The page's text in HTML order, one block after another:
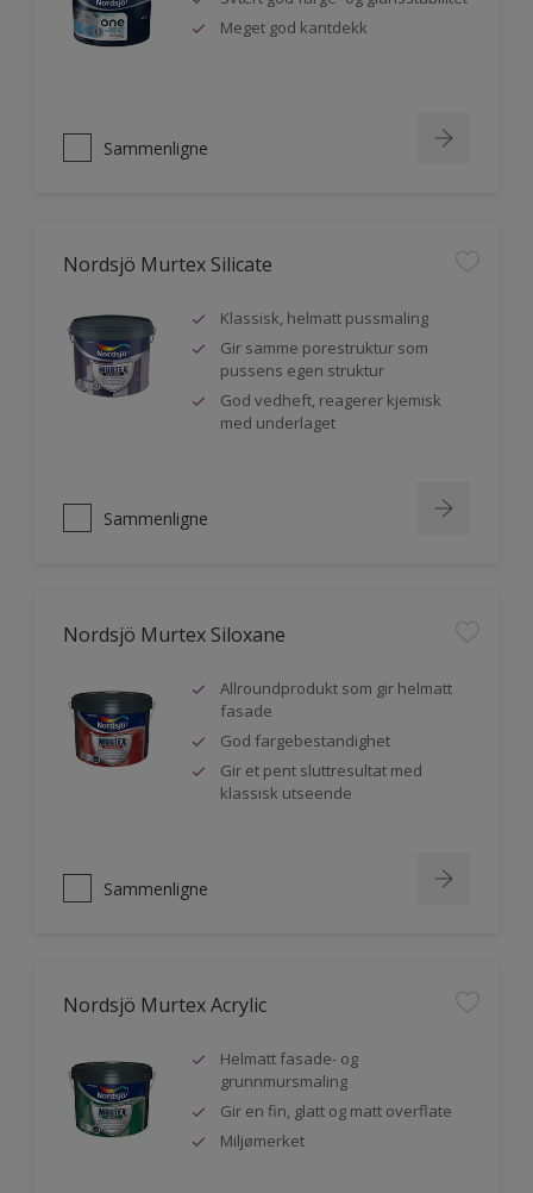
Meget god kantdekk
Sammenligne
Nordsjö Murtex Silicate
Klassisk, helmatt pussmaling
Gir samme porestruktur som
pussens egen struktur
God vedheft, reagerer kjemisk
med underlaget
Sammenligne
Nordsjö Murtex Siloxane
Allroundprodukt som gir helmatt
fasade
God fargebestandighet
Gir et pent sluttresultat med
klassisk utseende
Sammenligne
Nordsjö Murtex Acrylic
Helmatt fasade- og
grunnmursmaling
Gir en fin, glatt og matt overflate
Miljømerket